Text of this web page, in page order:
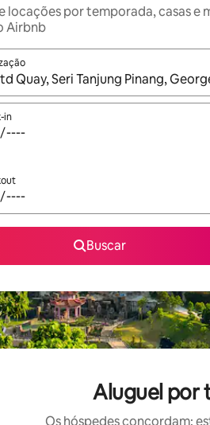
locações por temporada, casas e
Airbnb
os resultados estiverem disponíveis,
in
Buscar
Aluguel por
Os hóspedes concordam: